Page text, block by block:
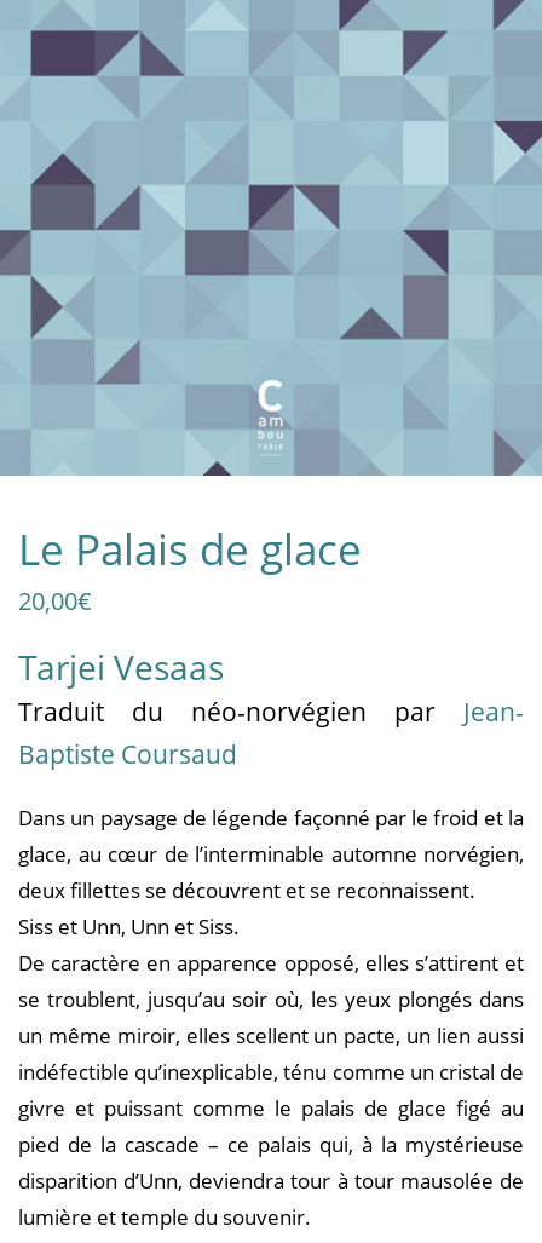
Le Palais de glace
20,00€
Tarjei Vesaas
Traduit du néo-norvégien par Jean-
Baptiste Coursaud
Dans un paysage de légende façonné par le froid et la
glace, au cœur de l’interminable automne norvégien,
deux fillettes se découvrent et se reconnaissent.
Siss et Unn, Unn et Siss.
De caractère en apparence opposé, elles s’attirent et
se troublent, jusqu’au soir où, les yeux plongés dans
un même miroir, elles scellent un pacte, un lien aussi
indéfectible qu’inexplicable, ténu comme un cristal de
givre et puissant comme le palais de glace figé au
pied de la cascade – ce palais qui, à la mystérieuse
disparition d’Unn, deviendra tour à tour mausolée de
lumière et temple du souvenir.